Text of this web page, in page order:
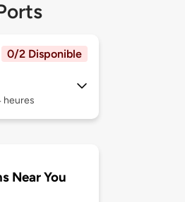
0/2 Disponible
heures
Near You